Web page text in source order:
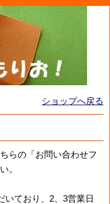
ショップへ戻る
らの「お問い合わせフ
。
いており、2、3営業日